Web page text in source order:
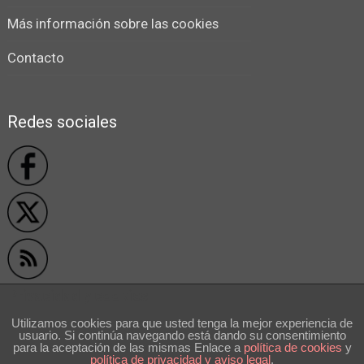
Más información sobre las cookies
Contacto
Redes sociales
```
Utilizamos cookies para que usted tenga la mejor experiencia de
usuario. Si continúa navegando está dando su consentimiento
para la aceptación de las mismas Enlace a polí­tica de cookies y
política de privacidad y aviso legal.